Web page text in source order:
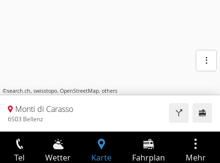
©search.ch, swisstopo, OpenStreetMap, others
Monti di Carasso
6503 Bellenz
Tel Wetter Karte Fahrplan Mehr